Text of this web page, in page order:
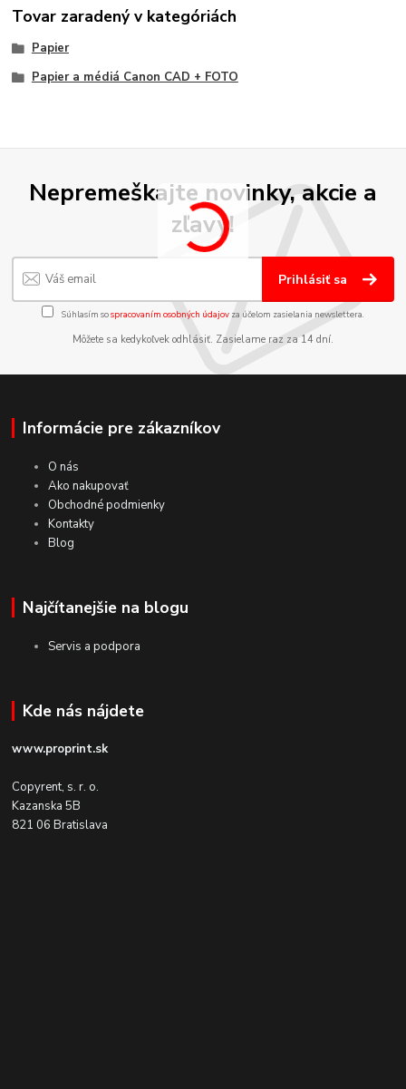
Tovar zaradený v kategóriách
Papier
Papier a médiá Canon CAD + FOTO
Nepremeškajte novinky, akcie a
zľavy!
Prihlásiť sa
Súhlasím sospracovaním osobných údajov za účelom zasielania newslettera.
Môžete sa kedykoľvek odhlásiť. Zasielame raz za 14 dní.
Informácie pre zákazníkov
O nás
Ako nakupovať
Obchodné podmienky
Kontakty
Blog
Najčítanejšie na blogu
Servis a podpora
Kde nás nájdete
www.proprint.sk
Copyrent, s. r. o.
Kazanska 5B
821 06 Bratislava